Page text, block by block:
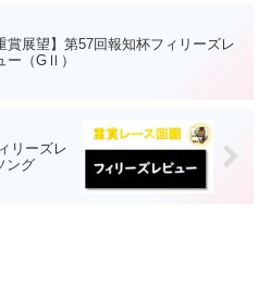
賞展望】第57回報知杯フィリーズレ
ー（GⅡ）
リーズレ
ング